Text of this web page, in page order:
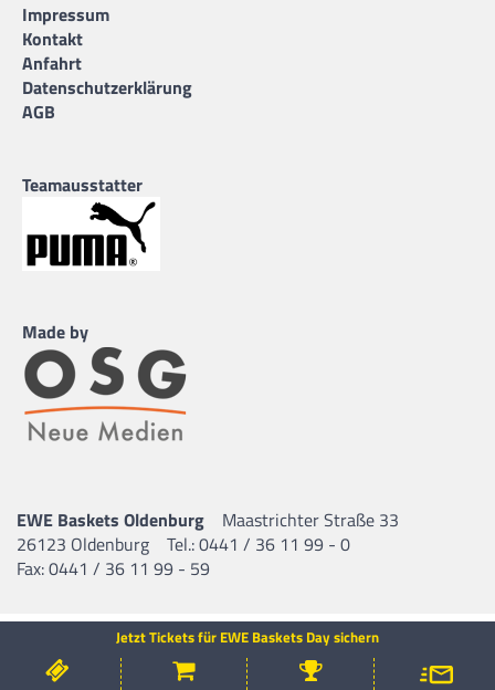
Jetzt Tickets für EWE Baskets Day sichern
Impressum
Kontakt
Anfahrt
Datenschutzerklärung
AGB
Teamausstatter
Made by
EWE Baskets Oldenburg
Maastrichter Straße 33
26123 Oldenburg
Tel.: 0441 / 36 11 99 - 0
Fax: 0441 / 36 11 99 - 59